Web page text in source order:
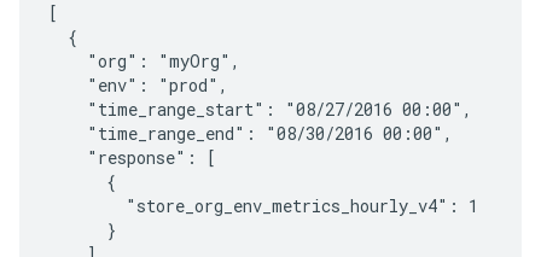
[
  {
    "org": "myOrg",
    "env": "prod",
    "time_range_start": "08/27/2016 00:00",
    "time_range_end": "08/30/2016 00:00",
    "response": [
      {
        "store_org_env_metrics_hourly_v4": 1
      }